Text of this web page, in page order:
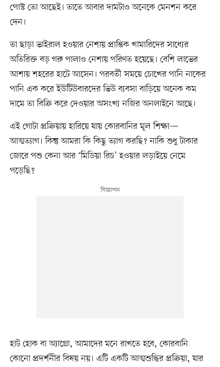
পোস্ট তো আছেই। তাতে আবার দামটাও অনেকে মেনশন করে
দেন।
তা ছাড়া ভাইরাল হওয়ার নেশায় প্রান্তিক খামারিদের সাধ্যের
অতিরিক্ত বড় গরু পালাও নেশায় পরিণত হয়েছে। বেশি লাভের
আশায় শহরের হাটে আসেন। পরবর্তী সময়ে চোখের পানি নাকের
পানি এক করে ইউটিউবারদের ভিউ ব্যবসা বাড়িয়ে অনেক কম
দামে তা বিক্রি করে দেওয়ার অসংখ্য নজির অনলাইনে আছে।
এই গোটা প্রক্রিয়ায় হারিয়ে যায় কোরবানির মূল শিক্ষা—
আত্মত্যাগ। কিন্তু আমরা কি কিছু ত্যাগ করছি? নাকি শুধু টাকার
জোরে পশু কেনা আর ‘মিডিয়া রিচ’ হওয়ার লড়াইয়ে নেমে
পড়েছি?
হাট হোক বা অ্যাগ্রো, আমাদের মনে রাখতে হবে, কোরবানি
কোনো প্রদর্শনীর বিষয় নয়। এটি একটি আত্মশুদ্ধির প্রক্রিয়া, যার